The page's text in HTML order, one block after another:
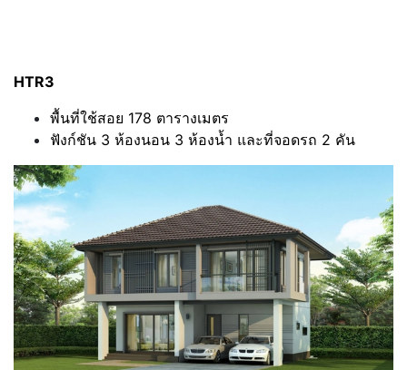
HTR3
พื้นที่ใช้สอย 178 ตารางเมตร
ฟังก์ชัน 3 ห้องนอน 3 ห้องน้ำ และที่จอดรถ 2 คัน